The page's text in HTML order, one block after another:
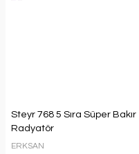
Steyr 768 5 Sıra Süper Bakır
Radyatör
ERKSAN